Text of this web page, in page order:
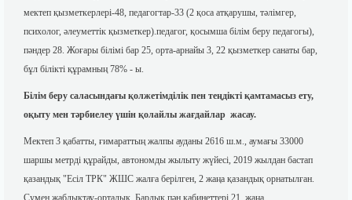
мектеп қызметкерлері-48, педагогтар-33 (2 қоса атқарушы, тәлімгер,
психолог, әлеуметтік қызметкер).педагог, қосымша білім беру педагогы),
пәндер 28. Жоғары білімі бар 25, орта-арнайы 3, 22 қызметкер санаты бар,
бұл білікті құрамның 78% - ы.
Білім беру саласындағы қолжетімділік пен теңдікті қамтамасыз ету,
оқыту мен тәрбиелеу үшін қолайлы жағдайлар жасау.
Мектеп 3 қабатты, ғимараттың жалпы ауданы 2616 ш.м., аумағы 33000
шаршы метрді құрайды, автономды жылыту жүйесі, 2019 жылдан бастап
қазандық "Есіл ТРК" ЖШС жалға берілген, 2 жаңа қазандық орнатылған.
Сумен жабдықтау-орталық. Барлық пән кабинеттері 21, жаңа